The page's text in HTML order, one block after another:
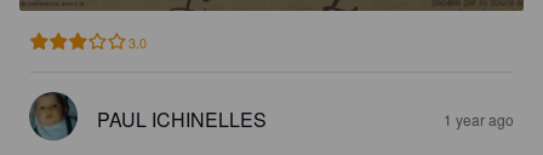
3.0
PAUL ICHINELLES 1 year ago